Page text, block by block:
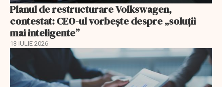
Planul de restructurare Volkswagen,
contestat: CEO-ul vorbește despre „soluții
mai inteligente”
13 IULIE 2026